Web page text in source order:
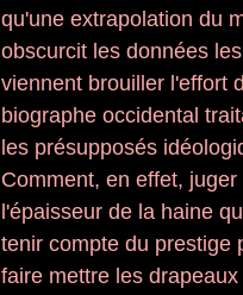
qu'une extrapolation du
obscurcit les données
viennent brouiller l'effort
biographe occidental
les présupposés
Comment, en effet,
l'épaisseur de la haine
tenir compte du prestige
faire mettre les